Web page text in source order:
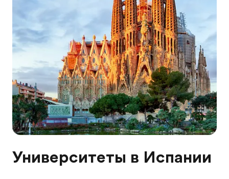
О нас
Кто мы
Карьера
Присоединиться к нашей команде
Университеты в Испании